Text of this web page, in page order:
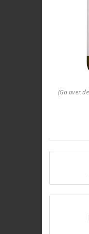
(Ga over